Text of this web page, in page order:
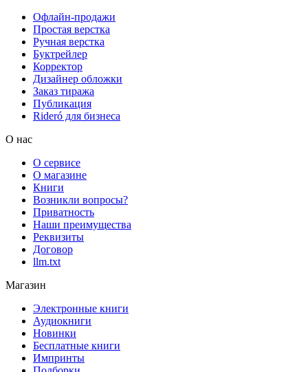
Офлайн-продажи
Простая верстка
Ручная верстка
Буктрейлер
Корректор
Дизайнер обложки
Заказ тиража
Публикация
Rideró для бизнеса
О нас
О сервисе
О магазине
Книги
Возникли вопросы?
Приватность
Наши преимущества
Реквизиты
Договор
llm.txt
Магазин
Электронные книги
Аудиокниги
Новинки
Бесплатные книги
Импринты